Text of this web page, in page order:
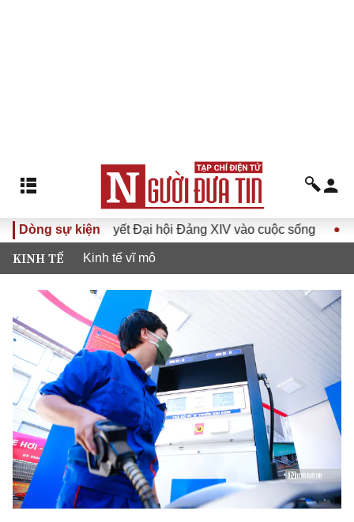
Dòng sự kiện
Nghị quyết Đại hội Đảng XIV vào cuộc sống Hướng
KINH TẾ Kinh tế vĩ mô